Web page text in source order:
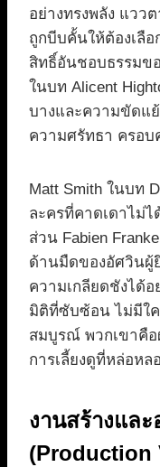
อย่างทรงพลัง แวว
ถูกบีบคั้นให้ต้องเลือ
สิทธิ์อันชอบธรรมข
ในบท Alicent
บางและความขัดแย้
ความศรัทธา ครอบ
Matt Smith ในบท
ละครที่คาดเดาไม่
ส่วน Fabien
ด้านมืดของอัศวินผู้
ความเกลียดชังได้
มิติที่ซับซ้อน ไม่มีใ
สมบูรณ์ พวกเขาคื
การเลี้ยงดูที่หล่อห
งานสร้างแล
(Production